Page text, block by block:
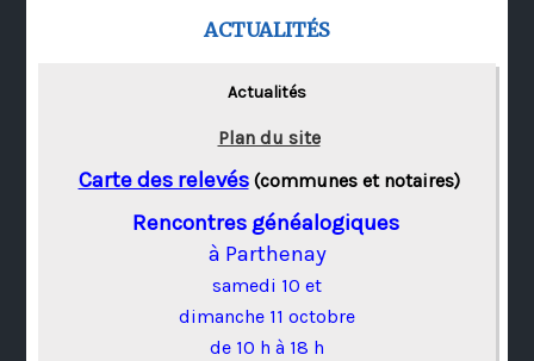
ACTUALITÉS
Actualités
Plan du site
Carte des relevés(communes et notaires)
Rencontres généalogiques
à Parthenay
samedi 10 et
dimanche 11 octobre
de 10 h à 18 h